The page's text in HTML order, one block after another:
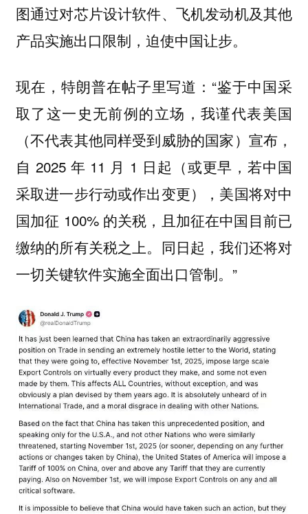
图通过对芯片设计软件、飞机发动机及其他
产品实施出口限制，迫使中国让步。
现在，特朗普在帖子里写道：“鉴于中国采
取了这一史无前例的立场，我谨代表美国
（不代表其他同样受到威胁的国家）宣布，
自 2025 年 11 月 1 日起（或更早，若中国
采取进一步行动或作出变更），美国将对中
国加征 100% 的关税，且加征在中国目前已
缴纳的所有关税之上。同日起，我们还将对
一切关键软件实施全面出口管制。”